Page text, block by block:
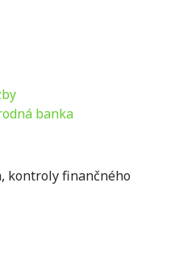
banka
, kontroly finančného